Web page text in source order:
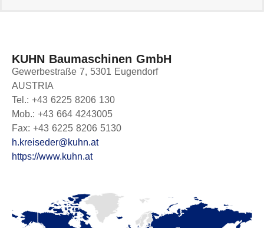
KUHN Baumaschinen GmbH
Gewerbestraße 7, 5301 Eugendorf
AUSTRIA
Tel.: +43 6225 8206 130
Mob.: +43 664 4243005
Fax: +43 6225 8206 5130
h.kreiseder@kuhn.at
https://www.kuhn.at